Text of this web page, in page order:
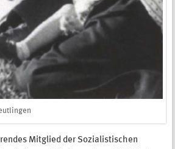
Mitglied der Sozialistischen